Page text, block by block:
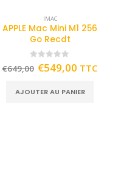
IMAC
APPLE Mac Mini M1 256
Go Recdt
out of 5
€649,00 €549,00 TTC
AJOUTER AU PANIER